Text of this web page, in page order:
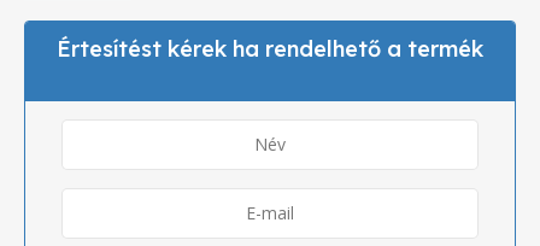
Értesítést kérek ha rendelhető a termék